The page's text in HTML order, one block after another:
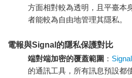
方面相對較為透明，且平臺本
者能較為自由地管理其隱私。
電報與Signal的隱私保護對比
端對端加密的覆蓋範圍 ： Signal
的通訊工具，所有訊息預設都